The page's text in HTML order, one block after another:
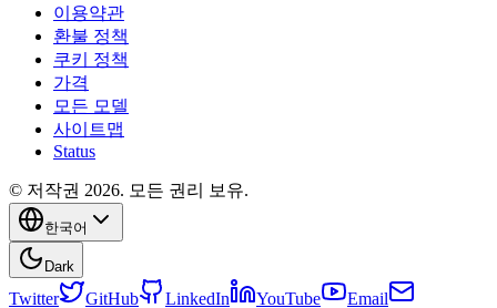
이용약관
환불 정책
쿠키 정책
가격
모든 모델
사이트맵
Status
© 저작권 2026. 모든 권리 보유.
한국어
Dark
Twitter GitHub LinkedIn YouTube Email